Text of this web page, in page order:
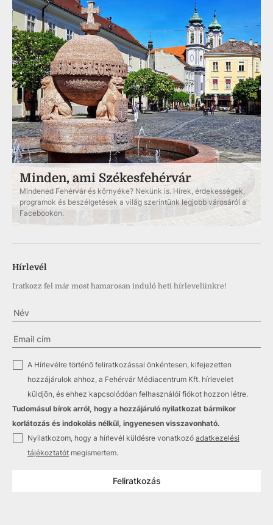
Minden, ami Székesfehérvár
Mindened Fehérvár és környéke? Nekünk is. Hírek, érdekességek,
programok és beszélgetések a világ szerintünk legjobb városáról a
Facebookon.
Hírlevél
Iratkozz fel már most hamarosan induló heti hírlevelünkre!
A Hírlevélre történő feliratkozással önkéntesen, kifejezetten
hozzájárulok ahhoz, a Fehérvár Médiacentrum Kft. hírlevelet
küldjön, és ehhez kapcsolódóan felhasználói fiókot hozzon létre.
Tudomásul bírok arról, hogy a hozzájáruló nyilatkozat bármikor
korlátozás és indokolás nélkül, ingyenesen visszavonható.
Nyilatkozom, hogy a hírlevél küldésre vonatkozó adatkezelési
tájékoztatót megismertem.
Feliratkozás